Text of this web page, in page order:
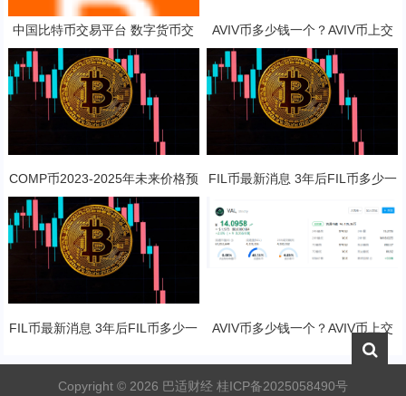
中国比特币交易平台 数字货币交
易平台排行榜
AVIV币多少钱一个？AVIV币上交
易所了吗？
COMP币2023-2025年未来价格预
测 对长线持有是否值得？
FIL币最新消息 3年后FIL币多少一
FIL币最新消息 3年后FIL币多少一
AVIV币多少钱一个？AVIV币上交
Copyright © 2026 巴适财经桂ICP备2025058490号